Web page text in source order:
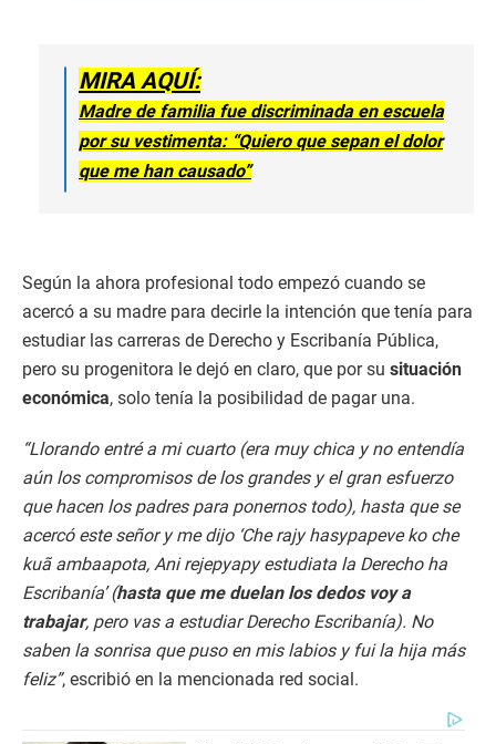
MIRA AQUÍ:
Madre de familia fue discriminada en escuela
por su vestimenta: “Quiero que sepan el dolor
que me han causado”
Según la ahora profesional todo empezó cuando se
acercó a su madre para decirle la intención que tenía para
estudiar las carreras de Derecho y Escribanía Pública,
pero su progenitora le dejó en claro, que por su situación
económica, solo tenía la posibilidad de pagar una.
“Llorando entré a mi cuarto (era muy chica y no entendía
aún los compromisos de los grandes y el gran esfuerzo
que hacen los padres para ponernos todo), hasta que se
acercó este señor y me dijo ‘Che rajy hasypapeve ko che
kuã ambaapota, Ani rejepyapy estudiata la Derecho ha
Escribanía’ (hasta que me duelan los dedos voy a
trabajar, pero vas a estudiar Derecho Escribanía). No
saben la sonrisa que puso en mis labios y fui la hija más
feliz”, escribió en la mencionada red social.